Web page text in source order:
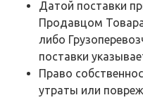
Датой поставки
Продавцом
либо
поставки
Право
утраты или